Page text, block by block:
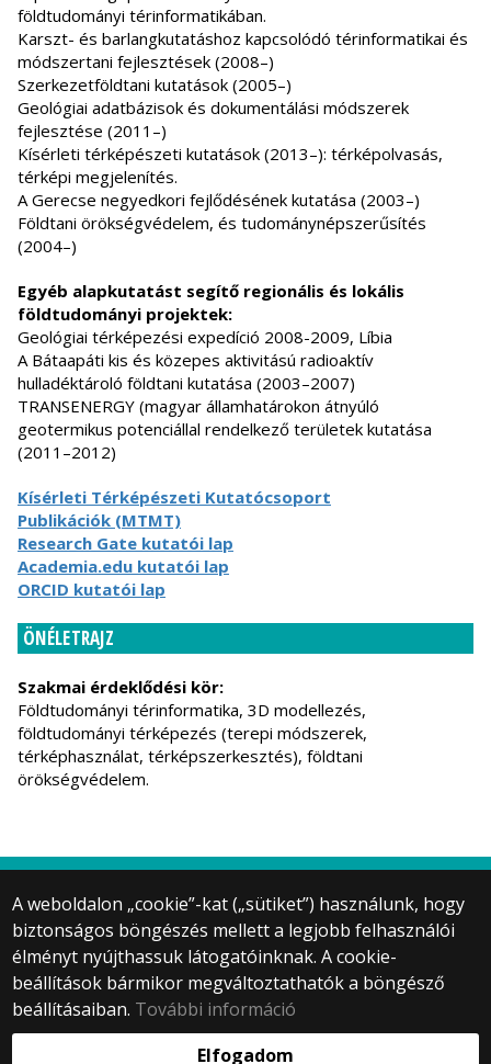
földtudományi térinformatikában.
Karszt- és barlangkutatáshoz kapcsolódó térinformatikai és
módszertani fejlesztések (2008–)
Szerkezetföldtani kutatások (2005–)
Geológiai adatbázisok és dokumentálási módszerek
fejlesztése (2011–)
Kísérleti térképészeti kutatások (2013–): térképolvasás,
térképi megjelenítés.
A Gerecse negyedkori fejlődésének kutatása (2003–)
Földtani örökségvédelem, és tudománynépszerűsítés
(2004–)
Egyéb alapkutatást segítő regionális és lokális
földtudományi projektek:
Geológiai térképezési expedíció 2008-2009, Líbia
A Bátaapáti kis és közepes aktivitású radioaktív
hulladéktároló földtani kutatása (2003–2007)
TRANSENERGY (magyar államhatárokon átnyúló
geotermikus potenciállal rendelkező területek kutatása
(2011–2012)
Kísérleti Térképészeti Kutatócsoport
Publikációk (MTMT)
Research Gate kutatói lap
Academia.edu kutatói lap
ORCID kutatói lap
ÖNÉLETRAJZ
Szakmai érdeklődési kör:
Földtudományi térinformatika, 3D modellezés,
földtudományi térképezés (terepi módszerek,
térképhasználat, térképszerkesztés), földtani
örökségvédelem.
A weboldalon „cookie”-kat („sütiket”) használunk, hogy
biztonságos böngészés mellett a legjobb felhasználói
élményt nyújthassuk látogatóinknak. A cookie-
beállítások bármikor megváltoztathatók a böngésző
beállításaiban. További információ
Elfogadom
© 2025 Eötvös Loránd Tudományegyetem
Minden jog fenntartva.
1053 Budapest, Egyetem tér 1–3.
Központi telefonszám: +36 1 411 6500
Webfejlesztés: